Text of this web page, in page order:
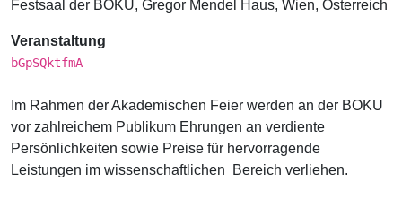
Festsaal der BOKU, Gregor Mendel Haus, Wien, Österreich
Veranstaltung
bGpSQktfmA
Im Rahmen der Akademischen Feier werden an der BOKU
vor zahlreichem Publikum Ehrungen an verdiente
Persönlichkeiten sowie Preise für hervorragende
Leistungen im wissenschaftlichen Bereich verliehen.